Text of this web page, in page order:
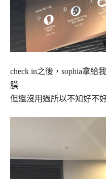
check in之後，sophia拿給
膜
但還沒用過所以不知好不